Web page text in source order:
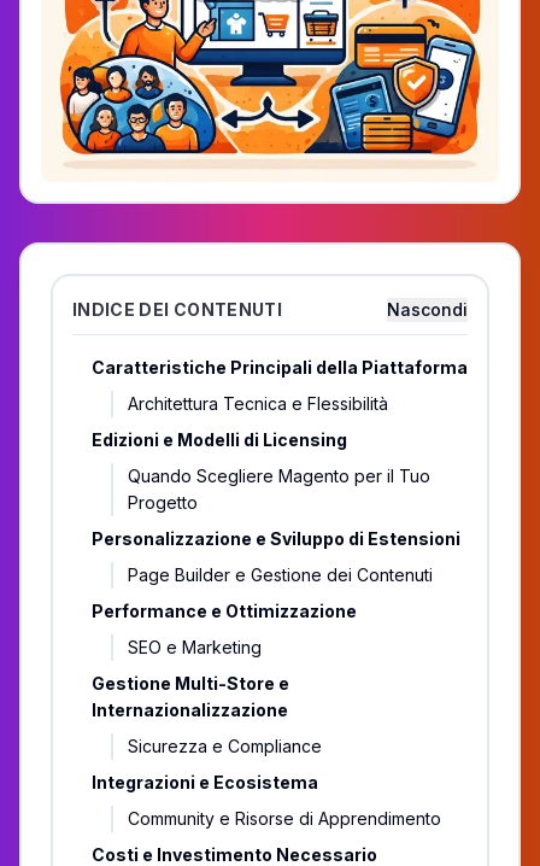
INDICE DEI CONTENUTI Nascondi
Caratteristiche Principali della Piattaforma
Architettura Tecnica e Flessibilità
Edizioni e Modelli di Licensing
Quando Scegliere Magento per il Tuo
Progetto
Personalizzazione e Sviluppo di Estensioni
Page Builder e Gestione dei Contenuti
Performance e Ottimizzazione
SEO e Marketing
Gestione Multi-Store e
Internazionalizzazione
Sicurezza e Compliance
Integrazioni e Ecosistema
Community e Risorse di Apprendimento
Costi e Investimento Necessario